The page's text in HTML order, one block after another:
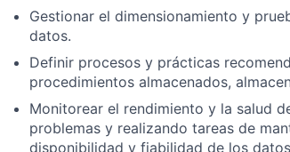
Gestionar el dimensionamiento y
datos.
Definir procesos y prácticas
procedimientos almacenados,
Monitorear el rendimiento y la salud
problemas y realizando tareas de
disponibilidad y fiabilidad de los